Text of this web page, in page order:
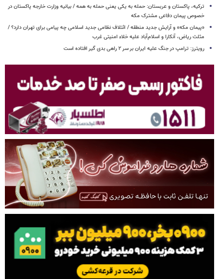
ترکیه، پاکستان و عربستان: حمله به یکی یعنی حمله به همه / بیانیه وزارت خارجه پاکستان در
خصوص پیمان دفاعی مشترک مکه
«پیمان مکه» و آرایش جدید منطقه / ائتلاف نظامی جدید اسلامی چه پیامی برای تهران دارد؟ /
مثلث ریاض، آنکارا و اسلام‌آباد علیه خلاء امنیتی غرب
رویترز: ترامپ در جنگ علیه ایران بر سر ۲ راهی بدی گیر افتاده است